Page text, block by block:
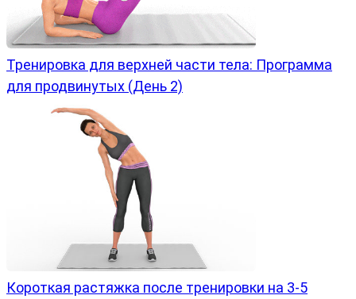
Тренировка для верхней части тела: Программа
для продвинутых (День 2)
Короткая растяжка после тренировки на 3-5